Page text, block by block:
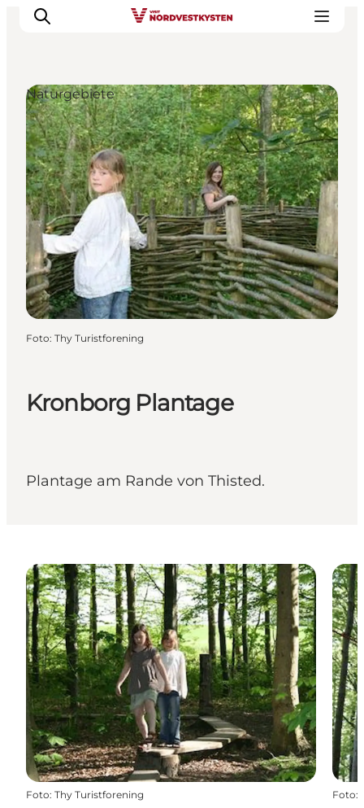
Urlaubsorte
Inspiration
Events
Unterkunft
Mach deine Urlaubsplanung
Kronborg Plantage
Plantage am Rande von Thisted.
Naturgebiete
Foto: Thy Turistforening
Foto: Thy Turistforening Foto: